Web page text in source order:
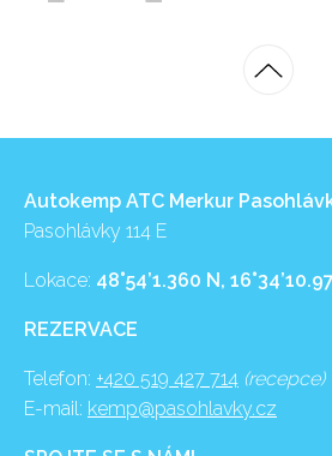
Autokemp ATC Merkur
Pasohlávky 114 E
Lokace: 48°54’1.360 N,
REZERVACE
Telefon: +420 519 427 714 (recepce)
E-mail: kemp@pasohlavky.cz